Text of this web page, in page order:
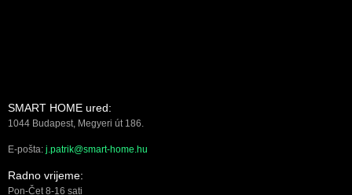
SMART HOME ured:
1044 Budapest, Megyeri út 186.
E-pošta: j.patrik@smart-home.hu
Radno vrijeme:
Pon-Čet 8-16 sati